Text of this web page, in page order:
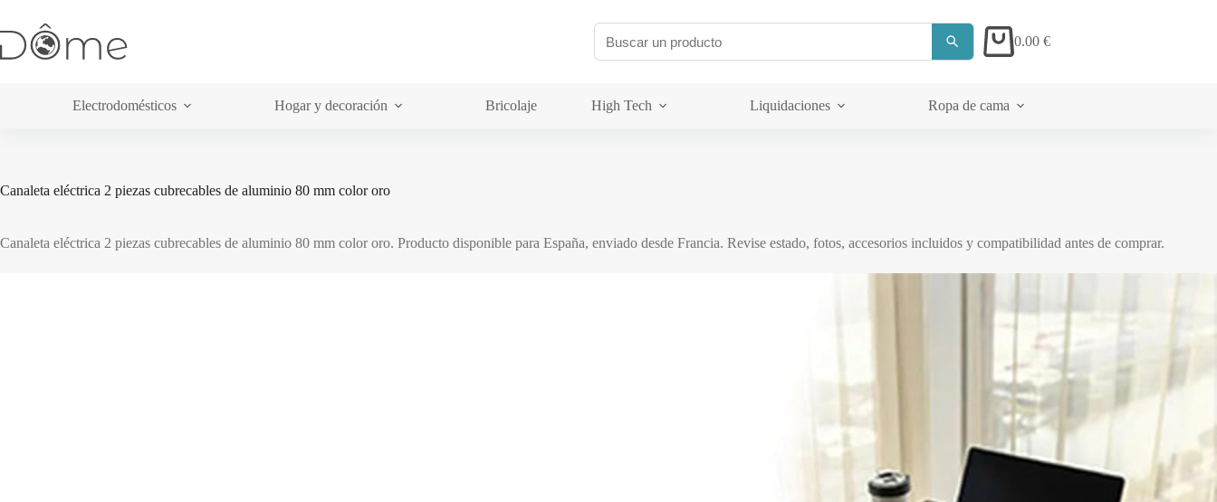
contenido
Carrito0.00 €
Electrodomésticos Hogar y decoración Bricolaje High Tech Liquidaciones Ropa de cama
Canaleta eléctrica 2 piezas cubrecables de aluminio 80 mm color oro
Canaleta eléctrica 2 piezas cubrecables de aluminio 80 mm color oro. Producto disponible para España, enviado desde Francia. Revise estado, fotos, accesorios incluidos y compatibilidad antes de comprar.